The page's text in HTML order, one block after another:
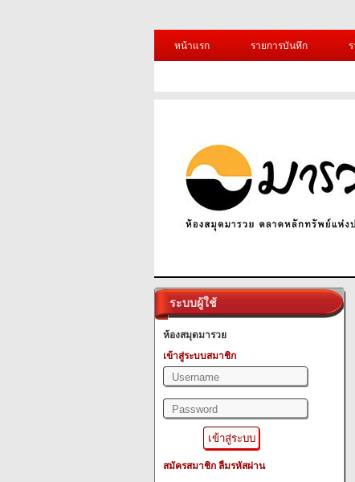
หน้าแรก
รายการบันทึก
ระบบผู้ใช้
ห้องสมุดมารวย
เข้าสู่ระบบสมาชิก
สมัครสมาชิก ลืมรหัสผ่าน